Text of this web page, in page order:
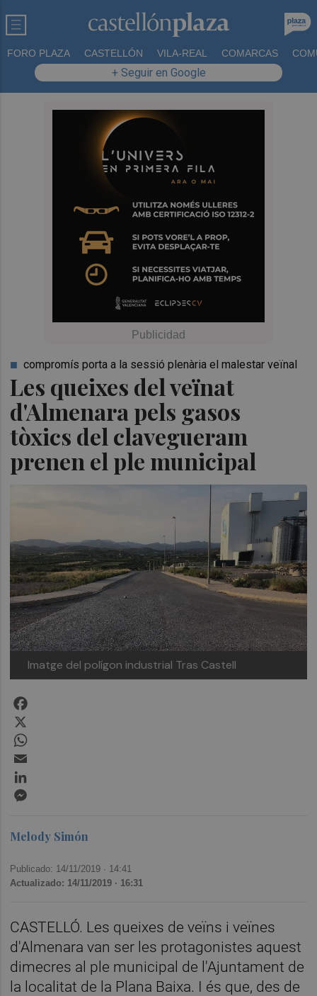
FORO PLAZA CASTELLÓN VILA-REAL COMARCAS
+ Seguir en Google
Les queixes del veïnat
d'Almenara pels gasos
tòxics del clavegueram
prenen el ple municipal
compromís porta a la sessió plenària el malestar veïnal
Imatge del polígon industrial Tras Castell
Melody Simón
Publicado: 14/11/2019 · 14:41
Actualizado: 14/11/2019 · 16:31
CASTELLÓ. Les queixes de veïns i veïnes
d'Almenara van ser les protagonistes aquest
dimecres al ple municipal de l'Ajuntament de
la localitat de la Plana Baixa. I és que, des de